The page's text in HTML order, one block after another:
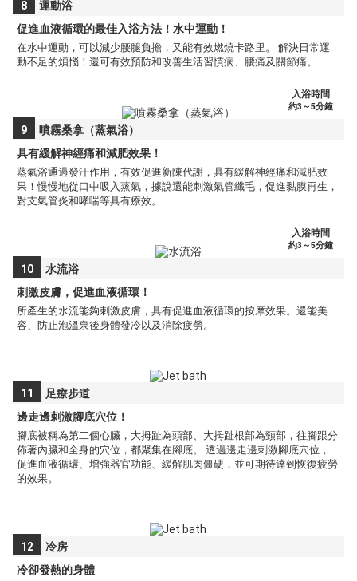
8
運動浴
促進血液循環的最佳入浴方法！水中運動！
在水中運動，可以減少腰腿負擔，又能有效燃燒卡路里。 解決日常運
動不足的煩惱！還可有效預防和改善生活習慣病、腰痛及關節痛。
入浴時間
約3～5分鐘
9
噴霧桑拿（蒸氣浴）
具有緩解神經痛和減肥效果！
蒸氣浴通過發汗作用，有效促進新陳代謝，具有緩解神經痛和減肥效
果！慢慢地從口中吸入蒸氣，據說還能刺激氣管纖毛，促進黏膜再生，
對支氣管炎和哮喘等具有療效。
入浴時間
約3～5分鐘
10
水流浴
刺激皮膚，促進血液循環！
所產生的水流能夠刺激皮膚，具有促進血液循環的按摩效果。還能美
容、防止泡溫泉後身體發冷以及消除疲勞。
11
足療步道
邊走邊刺激腳底穴位！
腳底被稱為第二個心臟，大拇趾為頭部、大拇趾根部為頸部，往腳跟分
佈著內臟和全身的穴位，都聚集在腳底。 透過邊走邊刺激腳底穴位，
促進血液循環、增強器官功能、緩解肌肉僵硬，並可期待達到恢復疲勞
的效果。
12
冷房
冷卻發熱的身體